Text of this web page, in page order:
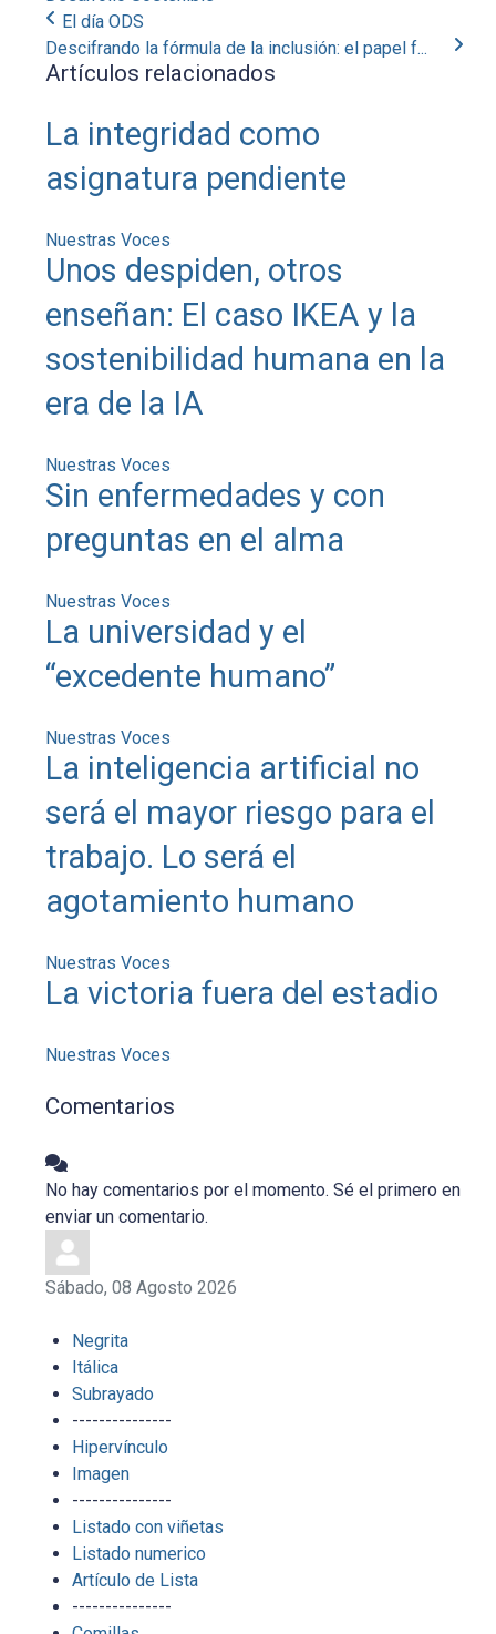
El día ODS
Descifrando la fórmula de la inclusión: el papel f...
Artículos relacionados
La integridad como
asignatura pendiente
Nuestras Voces
Unos despiden, otros
enseñan: El caso IKEA y la
sostenibilidad humana en la
era de la IA
Nuestras Voces
Sin enfermedades y con
preguntas en el alma
Nuestras Voces
La universidad y el
“excedente humano”
Nuestras Voces
La inteligencia artificial no
será el mayor riesgo para el
trabajo. Lo será el
agotamiento humano
Nuestras Voces
La victoria fuera del estadio
Nuestras Voces
Comentarios
No hay comentarios por el momento. Sé el primero en
enviar un comentario.
Sábado, 08 Agosto 2026
Negrita
Itálica
Subrayado
---------------
Hipervínculo
Imagen
---------------
Listado con viñetas
Listado numerico
Artículo de Lista
---------------